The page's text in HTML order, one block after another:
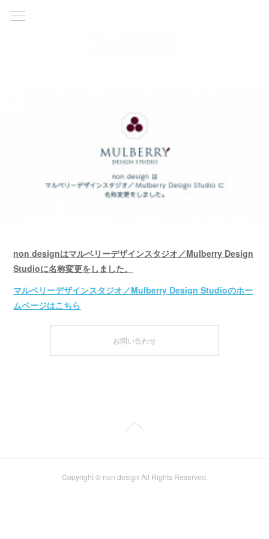
non designはマルベリーデザインスタジオ／Mulberry Design
Studioに名称変更をしました。
マルベリーデザインスタジオ／Mulberry Design Studioのホー
ムページはこちら
お問い合わせ
Copyright © non design All Rights Reserved.